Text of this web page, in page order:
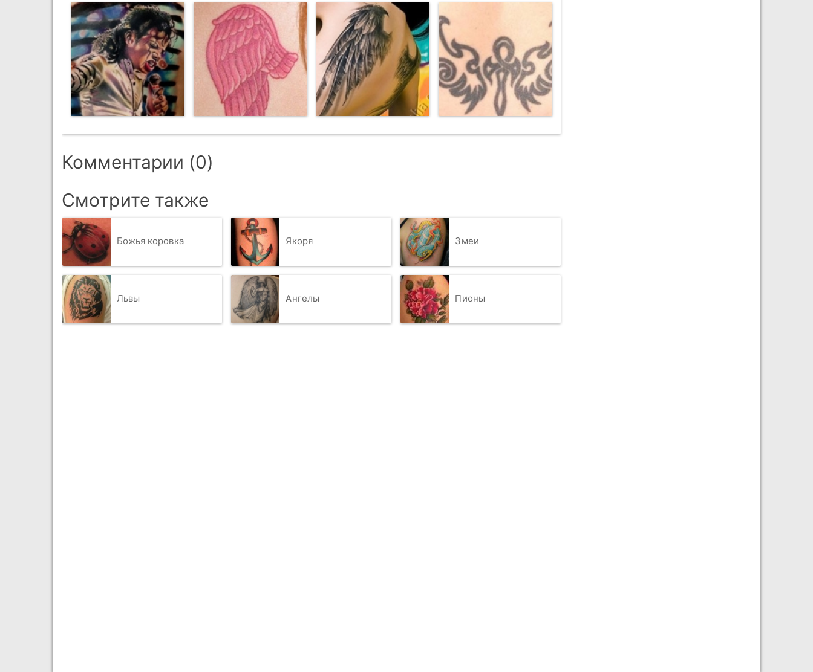
Комментарии (0)
Смотрите также
Божья коровка Якоря Змеи
Львы Ангелы Пионы